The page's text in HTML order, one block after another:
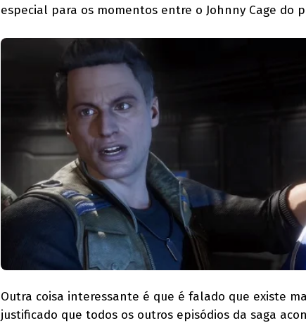
especial para os momentos entre o Johnny Cage do
Outra coisa interessante é que é falado que existe
justificado que todos os outros episódios da saga